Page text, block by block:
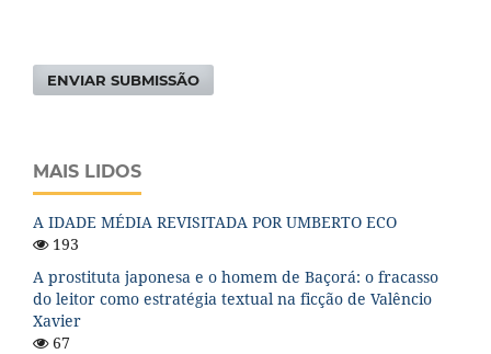
ENVIAR SUBMISSÃO
MAIS LIDOS
A IDADE MÉDIA REVISITADA POR UMBERTO ECO
193
A prostituta japonesa e o homem de Baçorá: o fracasso
do leitor como estratégia textual na ficção de Valêncio
Xavier
67